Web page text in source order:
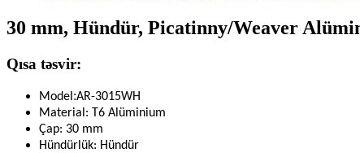
30 mm, Hündür, Picatinny/Weaver
Qısa təsvir:
Model :AR-3015WH
Material: T6 Alüminium
Çap: 30 mm
Hündürlük: Hündür